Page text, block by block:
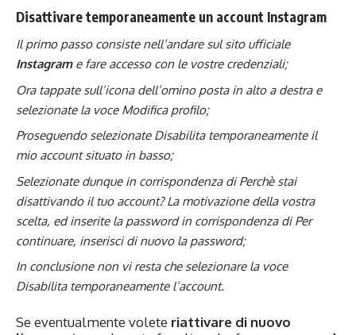
Disattivare temporaneamente un account Instagram
Il primo passo consiste nell’andare sul sito ufficiale
Instagram e fare accesso con le vostre credenziali;
Ora tappate sull’icona dell’omino posta in alto a destra e
selezionate la voce Modifica profilo;
Proseguendo selezionate Disabilita temporaneamente il
mio account situato in basso;
Selezionate dunque in corrispondenza di Perchè stai
disattivando il tuo account? La motivazione della vostra
scelta, ed inserite la password in corrispondenza di Per
continuare, inserisci di nuovo la password;
In conclusione non vi resta che selezionare la voce
Disabilita temporaneamente l’account.
Se eventualmente volete riattivare di nuovo